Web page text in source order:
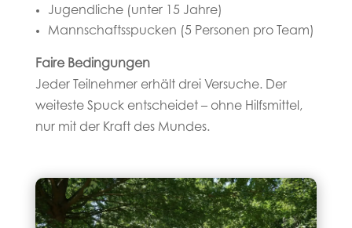
Jugendliche (unter 15 Jahre)
Mannschaftsspucken (5 Personen pro Team)
Faire Bedingungen
Jeder Teilnehmer erhält drei Versuche. Der
weiteste Spuck entscheidet – ohne Hilfsmittel,
nur mit der Kraft des Mundes.